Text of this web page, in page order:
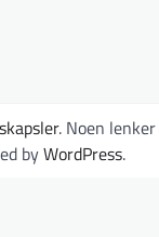
. Noen
byWordPress.